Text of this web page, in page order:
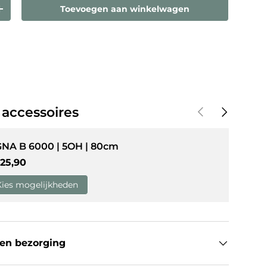
de hoeveelheid
Toevoegen aan winkelwagen
Vorige Volgende
B 6000 | 5OH | 80cm
prijs
mogelijkheden
bezorging